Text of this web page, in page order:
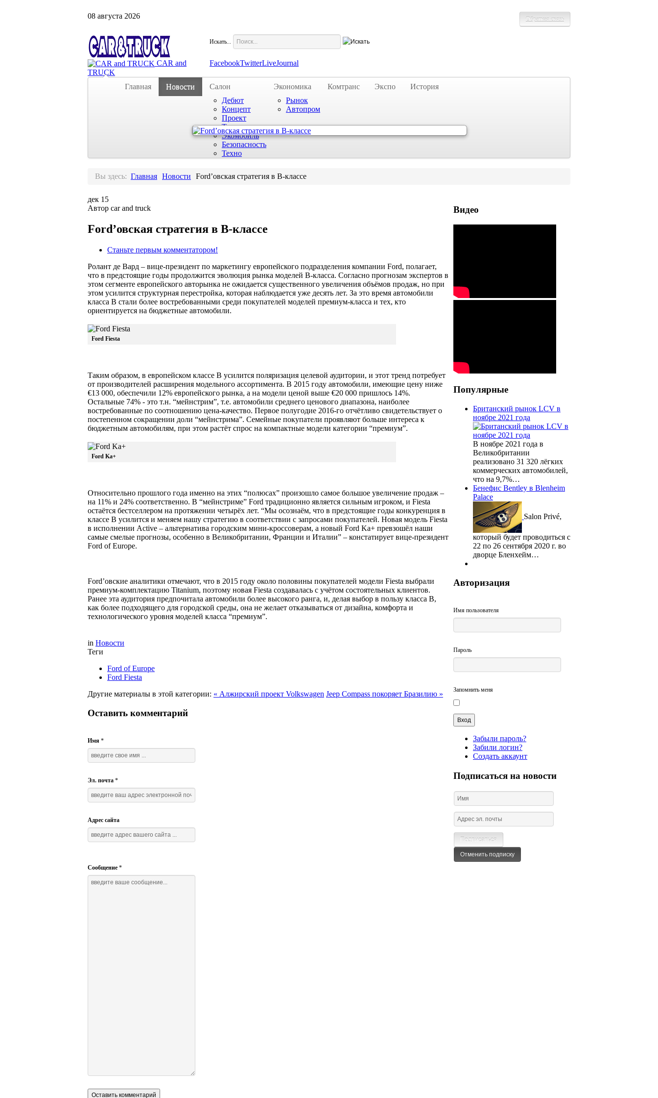
08 августа 2026 Обратная связь
CAR and
TRUCK
Искать...
FacebookTwitterLiveJournal
Главная Новости
Салон
Дебют
Концепт
Проект
Тюнинг
Экомобиль
Безопасность
Техно
Экономика
Рынок
Автопром
Комтранс Экспо История
Вы здесь: Главная Новости Ford’овская стратегия в В-классе
дек 15
Автор car and truck
Ford’овская стратегия в В-классе
Станьте первым комментатором!
Ролант де Вард – вице-президент по маркетингу европейского подразделения компании Ford, полагает,
что в предстоящие годы продолжится эволюция рынка моделей В-класса. Согласно прогнозам экспертов в
этом сегменте европейского авторынка не ожидается существенного увеличения объёмов продаж, но при
этом усилится структурная перестройка, которая наблюдается уже десять лет. За это время автомобили
класса В стали более востребованными среди покупателей моделей премиум-класса и тех, кто
ориентируется на бюджетные автомобили.
Ford Fiesta
Таким образом, в европейском классе В усилится поляризация целевой аудитории, и этот тренд потребует
от производителей расширения модельного ассортимента. В 2015 году автомобили, имеющие цену ниже
€13 000, обеспечили 12% европейского рынка, а на модели ценой выше €20 000 пришлось 14%.
Остальные 74% - это т.н. “мейнстрим”, т.е. автомобили среднего ценового диапазона, наиболее
востребованные по соотношению цена-качество. Первое полугодие 2016-го отчётливо свидетельствует о
постепенном сокращении доли “мейнстрима”. Семейные покупатели проявляют больше интереса к
бюджетным автомобилям, при этом растёт спрос на компактные модели категории “премиум”.
Ford Ka+
Относительно прошлого года именно на этих “полюсах” произошло самое большое увеличение продаж –
на 11% и 24% соответственно. В “мейнстриме” Ford традиционно является сильным игроком, и Fiesta
остаётся бестселлером на протяжении четырёх лет. “Мы осознаём, что в предстоящие годы конкуренция в
классе В усилится и меняем нашу стратегию в соответствии с запросами покупателей. Новая модель Fiesta
в исполнении Active – альтернатива городским мини-кроссоверам, а новый Ford Ka+ превзошёл наши
самые смелые прогнозы, особенно в Великобритании, Франции и Италии” – констатирует вице-президент
Ford of Europe.
Ford’овские аналитики отмечают, что в 2015 году около половины покупателей модели Fiesta выбрали
премиум-комплектацию Titanium, поэтому новая Fiesta создавалась с учётом состоятельных клиентов.
Ранее эта аудитория предпочитала автомобили более высокого ранга, и, делая выбор в пользу класса B,
как более подходящего для городской среды, она не желает отказываться от дизайна, комфорта и
технологического уровня моделей класса “премиум”.
in Новости
Теги
Ford of Europe
Ford Fiesta
Другие материалы в этой категории: « Алжирский проект Volkswagen Jeep Compass покоряет Бразилию »
Оставить комментарий
Имя *
Эл. почта *
Адрес сайта
Сообщение *
Видео
Популярные
Британский рынок LCV в
ноябре 2021 года
В ноябре 2021 года в
Великобритании
реализовано 31 320 лёгких
коммерческих автомобилей,
что на 9,7%…
Бенефис Bentley в Blenheim
Palace
Salon Privé,
который будет проводиться с
22 по 26 сентября 2020 г. во
дворце Бленхейм…
Авторизация
Имя пользователя
Пароль
Запомнить меня
Забыли пароль?
Забили логин?
Создать аккаунт
Подписаться на новости